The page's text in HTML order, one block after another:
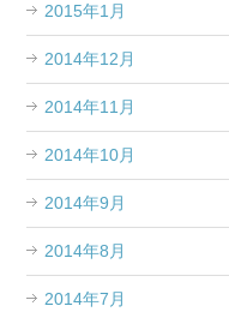
2015年1月
2014年12月
2014年11月
2014年10月
2014年9月
2014年8月
2014年7月